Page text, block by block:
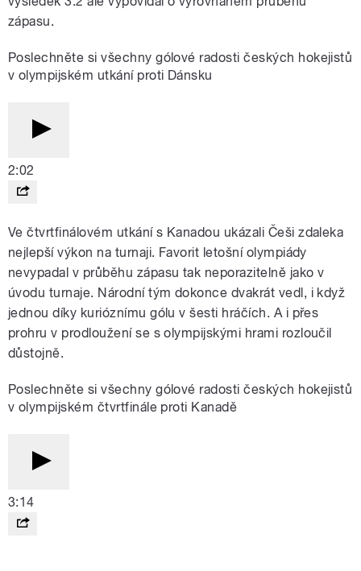
zápasu.
Poslechněte si všechny gólové radosti českých hokejistů
v olympijském utkání proti Dánsku
2:02
Ve čtvrtfinálovém utkání s Kanadou ukázali Češi zdaleka
nejlepší výkon na turnaji. Favorit letošní olympiády
nevypadal v průběhu zápasu tak neporazitelně jako v
úvodu turnaje. Národní tým dokonce dvakrát vedl, i když
jednou díky kurióznímu gólu v šesti hráčích. A i přes
prohru v prodloužení se s olympijskými hrami rozloučil
důstojně.
Poslechněte si všechny gólové radosti českých hokejistů
v olympijském čtvrtfinále proti Kanadě
3:14